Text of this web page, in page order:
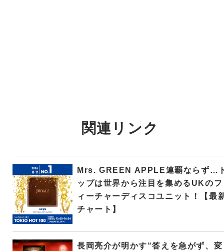
関連リンク
Mrs. GREEN APPLE連覇ならず…
ップは世界から注目を集めるUKのフ
ィーチャーディスコユニット！【最
チャート】
長岡亮介が明かす“答えを急がず、変